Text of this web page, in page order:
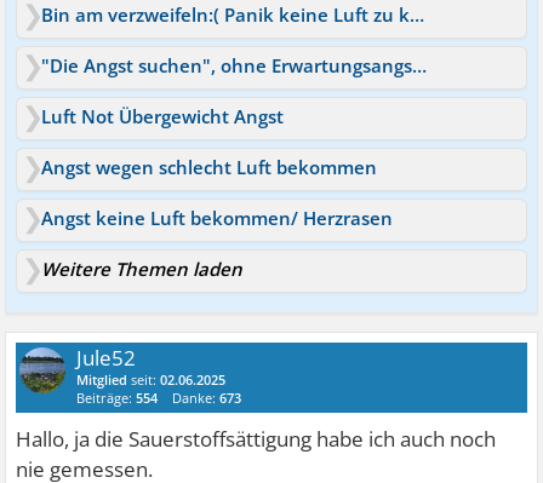
Bin am verzweifeln:( Panik keine Luft zu kriegen
"Die Angst suchen", ohne Erwartungsangst zu kriegen?
Luft Not Übergewicht Angst
Angst wegen schlecht Luft bekommen
Angst keine Luft bekommen/ Herzrasen
Weitere Themen laden
Jule52
Mitglied seit:02.06.2025
Beiträge:554 Danke:673
Hallo, ja die Sauerstoffsättigung habe ich auch noch
nie gemessen.